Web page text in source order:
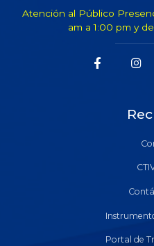
Atención al Público
am a 1:00 pm y
Portal de